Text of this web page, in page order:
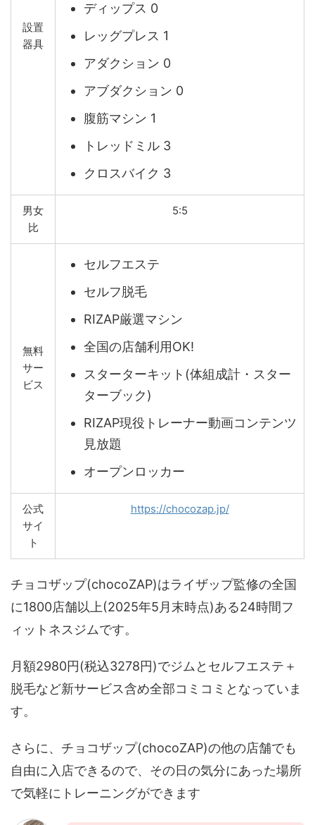
設置
器具
ディップス 0
レッグプレス 1
アダクション 0
アブダクション 0
腹筋マシン 1
トレッドミル 3
クロスバイク 3
男女
比
5:5
無料
サー
ビス
セルフエステ
セルフ脱毛
RIZAP厳選マシン
全国の店舗利用OK!
スターターキット(体組成計・スター
ターブック)
RIZAP現役トレーナー動画コンテンツ
見放題
オープンロッカー
公式
サイ
ト
https://chocozap.jp/
チョコザップ(chocoZAP)はライザップ監修の全国
に1800店舗以上(2025年5月末時点)ある24時間フ
ィットネスジムです。
月額2980円(税込3278円)でジムとセルフエステ＋
脱毛など新サービス含め全部コミコミとなっていま
す。
さらに、チョコザップ(chocoZAP)の他の店舗でも
自由に入店できるので、その日の気分にあった場所
で気軽にトレーニングができます